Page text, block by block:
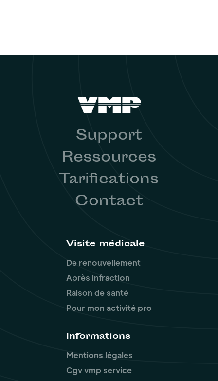
Support
Ressources
Tarifications
Contact
Visite médicale
De renouvellement
Après infraction
Raison de santé
Pour mon activité pro
Informations
Mentions légales
Cgv vmp service